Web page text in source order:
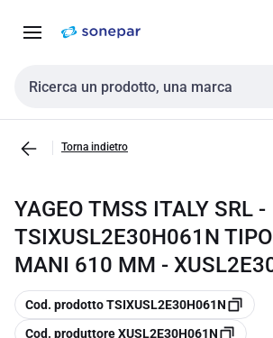
navigazione alla
Cerca input
Torna indietro
YAGEO TMSS ITALY SRL -
TSIXUSL2E30H061N
MANI 610 MM -
copia
Cod. prodotto TSIXUSL2E30H061N
copia
Cod. produttore XUSL2E30H061N